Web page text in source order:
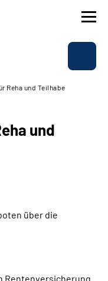
Reha und Teilhabe
und
über die
Rentenversicherung